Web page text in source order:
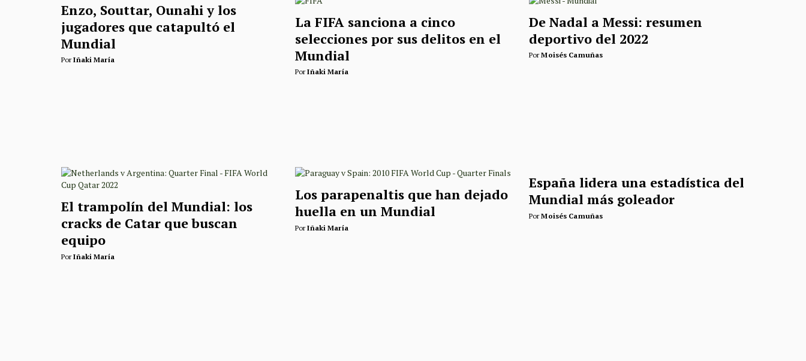
Enzo, Souttar, Ounahi y los
jugadores que catapultó el
Mundial
PorIñaki María
La FIFA sanciona a cinco
selecciones por sus delitos en el
Mundial
PorIñaki María
De Nadal a Messi: resumen
deportivo del 2022
PorMoisés Camuñas
El trampolín del Mundial: los
cracks de Catar que buscan
equipo
PorIñaki María
Los parapenaltis que han dejado
huella en un Mundial
PorIñaki María
España lidera una estadística del
Mundial más goleador
PorMoisés Camuñas